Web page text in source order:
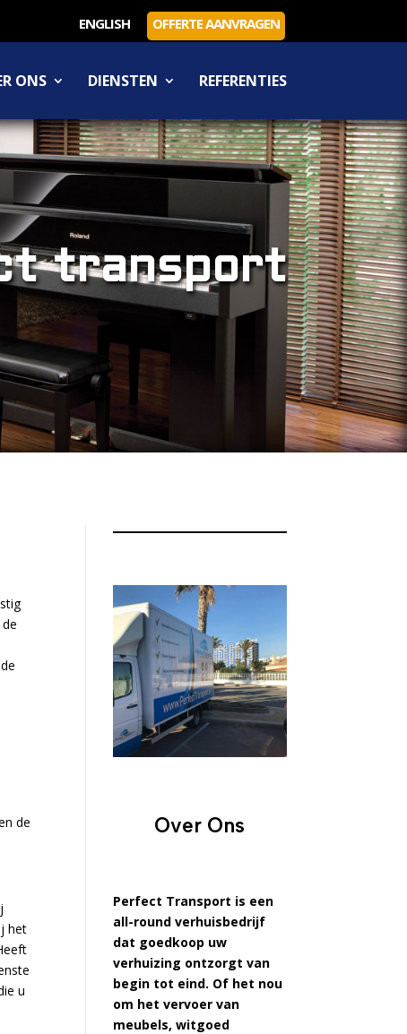
ENGLISH OFFERTE AANVRAGEN
ONS DIENSTEN REFERENTIES
transport
de
het
u
Over Ons
Perfect Transport is een
all-round verhuisbedrijf
dat goedkoop uw
verhuizing ontzorgt van
begin tot eind. Of het nou
om het vervoer van
meubels, witgoed